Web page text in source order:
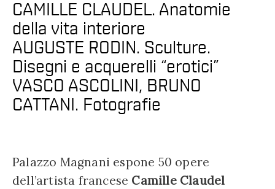
CAMILLE CLAUDEL. Anatomie
della vita interiore
AUGUSTE RODIN. Sculture.
Disegni e acquerelli “erotici”
VASCO ASCOLINI, BRUNO
CATTANI. Fotografie
Palazzo Magnani espone 50 opere
dell’artista francese Camille Claudel